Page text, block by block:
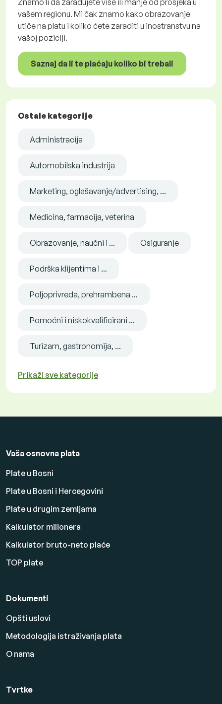
Znamo li da zarađujete više ili manje od prosjeka u
vašem regionu. Mi čak znamo kako obrazovanje
utiče na platu i koliko ćete zaraditi u inostranstvu na
vašoj poziciji.
Saznaj da li te plaćaju koliko bi trebali
Ostale kategorije
Administracija
Automobilska industrija
Marketing, oglašavanje/advertising, ...
Medicina, farmacija, veterina
Obrazovanje, naučni i ... Osiguranje
Podrška klijentima i ...
Poljoprivreda, prehrambena ...
Pomoćni i niskokvalificirani ...
Turizam, gastronomija, ...
Prikaži sve kategorije
Vaša osnovna plata
Plate u Bosni
Plate u Bosni i Hercegovini
Plate u drugim zemljama
Kalkulator milionera
Kalkulator bruto-neto plaće
TOP plate
Dokumenti
Opšti uslovi
Metodologija istraživanja plata
O nama
Tvrtke